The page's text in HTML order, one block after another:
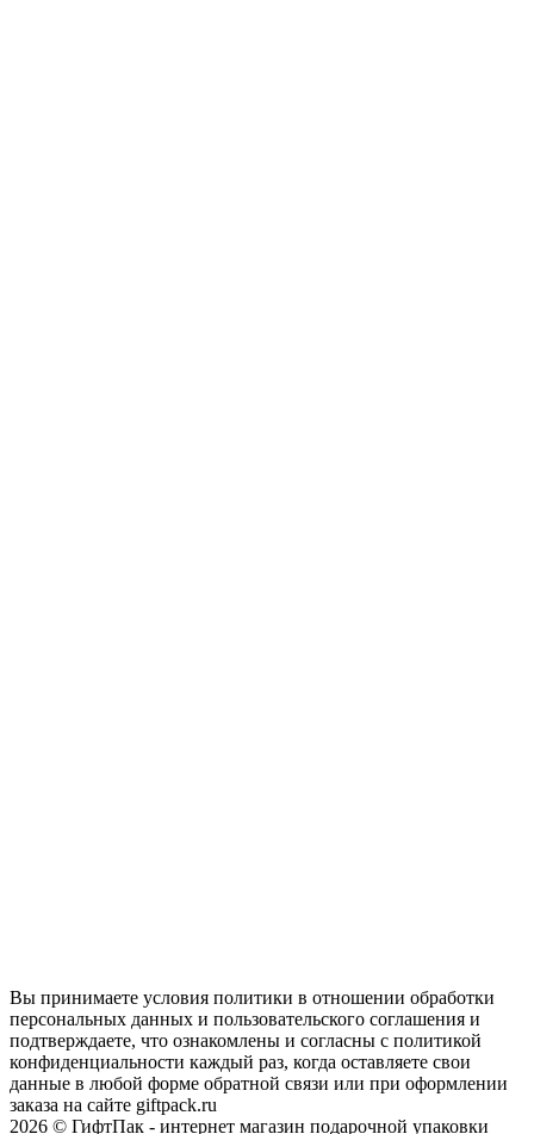
Вы принимаете условия политики в отношении обработки
персональных данных и пользовательского соглашения и
подтверждаете, что ознакомлены и согласны с политикой
конфиденциальности каждый раз, когда оставляете свои
данные в любой форме обратной связи или при оформлении
заказа на сайте giftpack.ru
2026 © ГифтПак - интернет магазин подарочной упаковки